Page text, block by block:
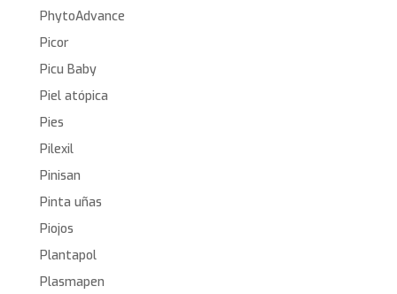
PhytoAdvance
Picor
Picu Baby
Piel atópica
Pies
Pilexil
Pinisan
Pinta uñas
Piojos
Plantapol
Plasmapen